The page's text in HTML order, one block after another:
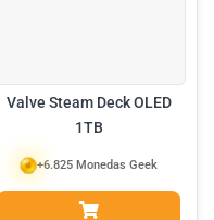
Valve Steam Deck OLED
1TB
+6.825 Monedas Geek